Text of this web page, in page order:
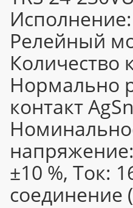
Исполнение:
Релейный
Количество
Нормально
контакт
±10 %, Ток:
соединение